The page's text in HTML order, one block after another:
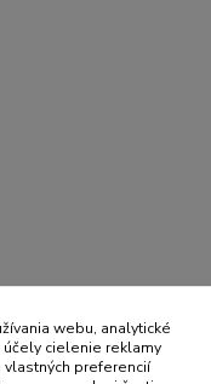
webu, analytické
cielenie reklamy
preferencií